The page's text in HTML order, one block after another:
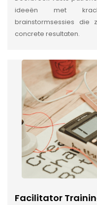
ideeën met
brainstormsessies die
concrete resultaten.
Facilitator